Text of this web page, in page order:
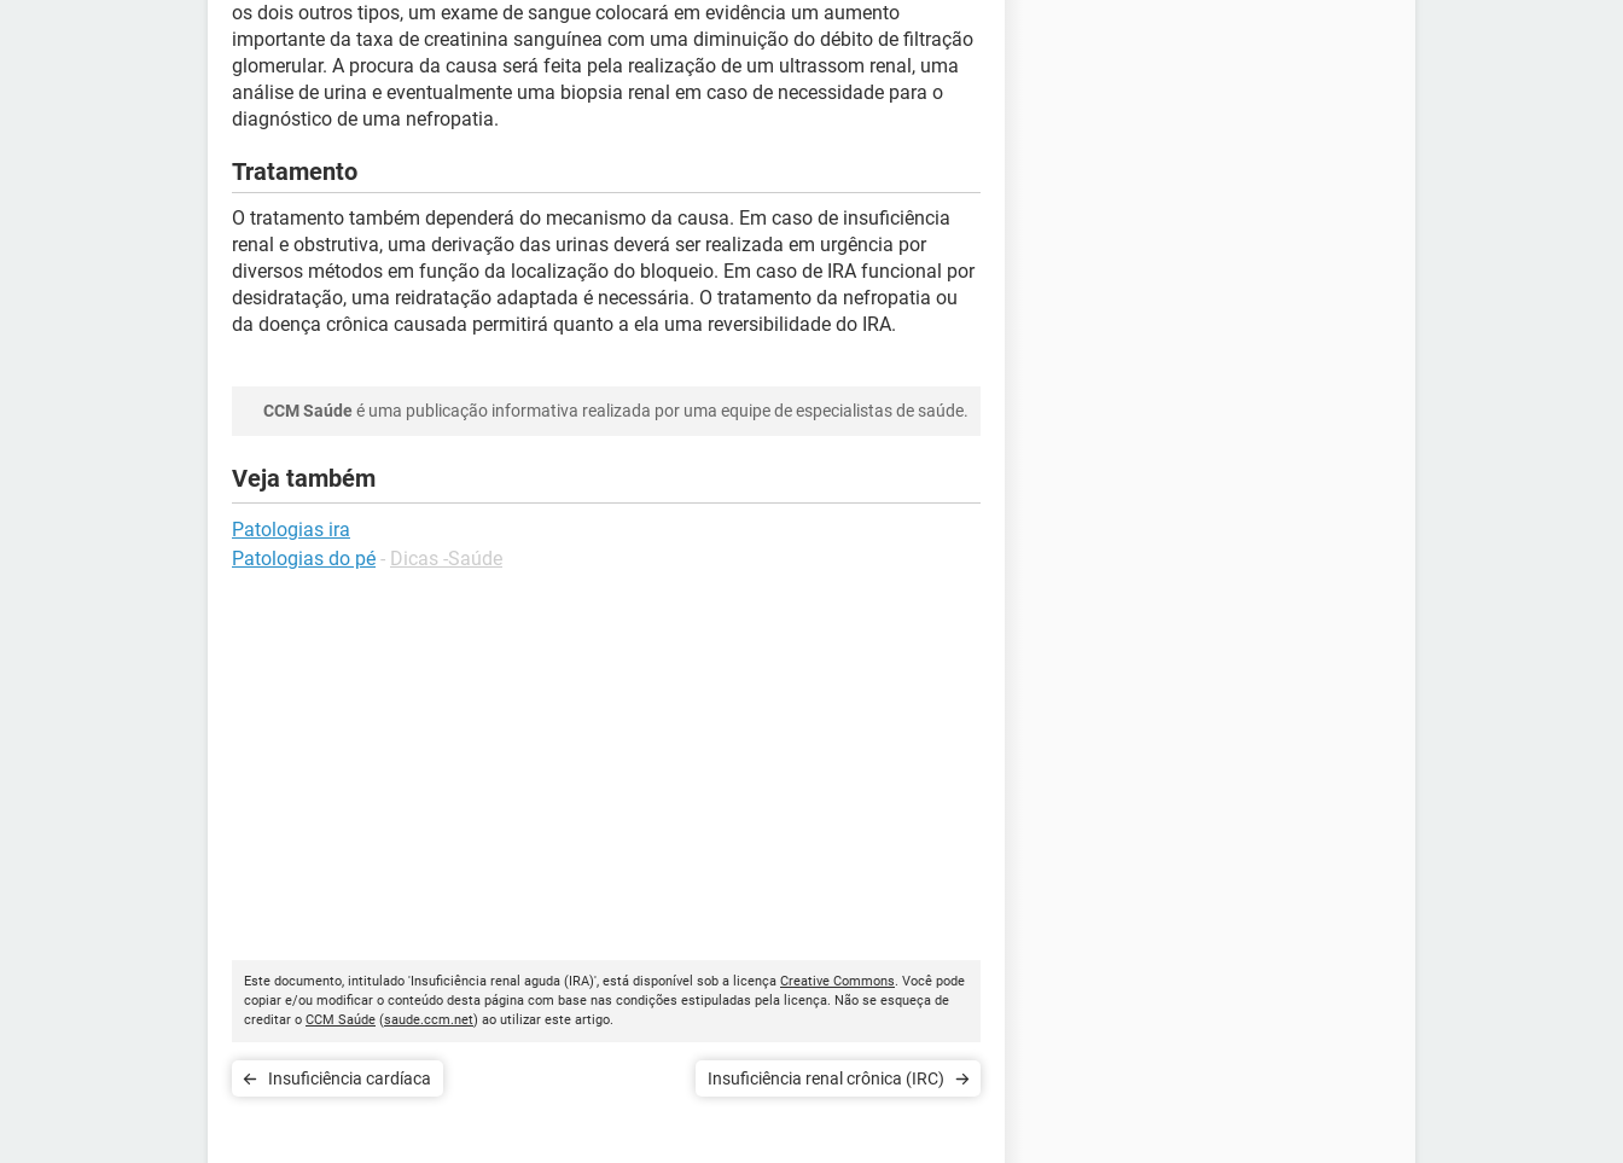
os dois outros tipos, um exame de sangue colocará em evidência um aumento
importante da taxa de creatinina sanguínea com uma diminuição do débito de filtração
glomerular. A procura da causa será feita pela realização de um ultrassom renal, uma
análise de urina e eventualmente uma biopsia renal em caso de necessidade para o
diagnóstico de uma nefropatia.
Tratamento
O tratamento também dependerá do mecanismo da causa. Em caso de insuficiência
renal e obstrutiva, uma derivação das urinas deverá ser realizada em urgência por
diversos métodos em função da localização do bloqueio. Em caso de IRA funcional por
desidratação, uma reidratação adaptada é necessária. O tratamento da nefropatia ou
da doença crônica causada permitirá quanto a ela uma reversibilidade do IRA.
CCM Saúdeé uma publicação informativa realizada por uma equipe de especialistas de saúde.
Veja também
Patologias ira
Patologias do pé - Dicas -Saúde
Este documento, intitulado 'Insuficiência renal aguda (IRA)', está disponível sob a licença Creative Commons. Você pode
copiar e/ou modificar o conteúdo desta página com base nas condições estipuladas pela licença. Não se esqueça de
creditar o CCM Saúde (saude.ccm.net) ao utilizar este artigo.
Insuficiência cardíaca Insuficiência renal crônica (IRC)